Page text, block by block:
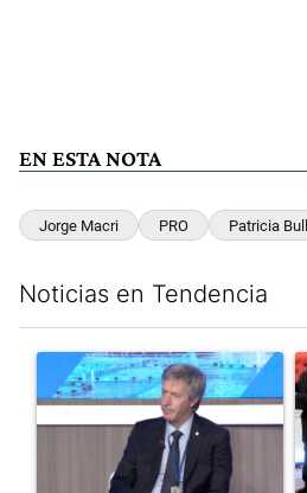
EN ESTA NOTA
Jorge Macri PRO Patricia
Noticias en Tendencia
Un artículo de tendencia con el